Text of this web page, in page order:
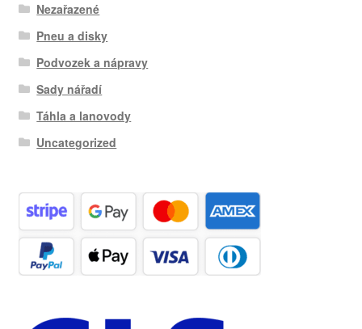
Nezařazené
Pneu a disky
Podvozek a nápravy
Sady nářadí
Táhla a lanovody
Uncategorized